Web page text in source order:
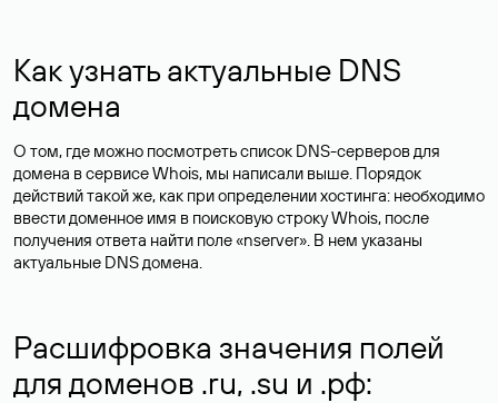
Как узнать актуальные DNS
домена
О том, где можно посмотреть список DNS-серверов для
домена в сервисе Whois, мы написали выше. Порядок
действий такой же, как при определении хостинга: необходимо
ввести доменное имя в поисковую строку Whois, после
получения ответа найти поле «nserver». В нем указаны
актуальные DNS домена.
Расшифровка значения полей
для доменов .ru, .su и .рф: